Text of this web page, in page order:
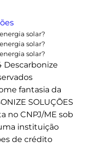
solar?
solar?
solar?
Descarbonize
fantasia da
SOLUÇÕES
no CNPJ/ME sob
instituição
de crédito